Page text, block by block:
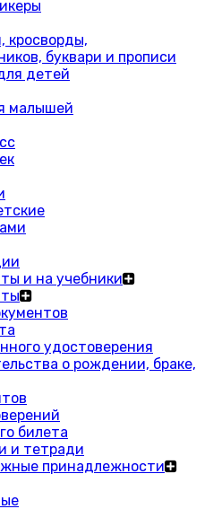
кросворды,
буквари и прописи
детей
малышей
и на учебники
удостоверения
о рождении, браке,
билета
и тетради
принадлежности